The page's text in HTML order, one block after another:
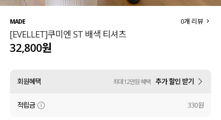
티셔츠
셔츠
원피스
언더웨어
MADE
[EVELLET]쿠미엔 ST 배색 티셔츠
0개 리뷰
32,800원
회원혜택 최대 12만원 혜택 추가 할인 받기
적립금 330원